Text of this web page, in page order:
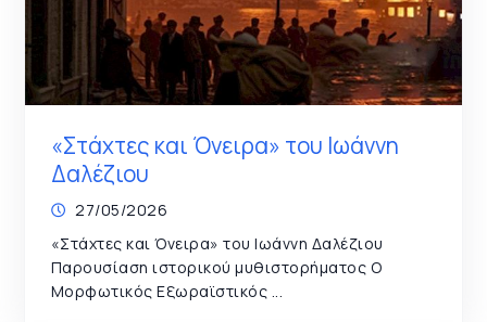
«Στάχτες και Όνειρα» του Ιωάννη
Δαλέζιου
27/05/2026
«Στάχτες και Όνειρα» του Ιωάννη Δαλέζιου
Παρουσίαση ιστορικού μυθιστορήματος Ο
Μορφωτικός Εξωραϊστικός ...